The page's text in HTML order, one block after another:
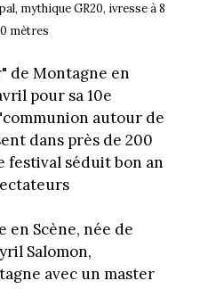
mythique GR20, ivresse à 8
mètres
de Montagne en
pour sa 10e
autour de
dans près de 200
festival séduit bon an
en Scène, née de
Salomon,
avec un master